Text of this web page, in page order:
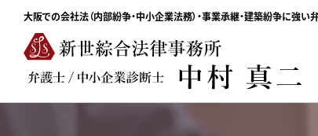
大阪での会社法（内部紛争・中小企業法務）・事業承継・建築紛争に強